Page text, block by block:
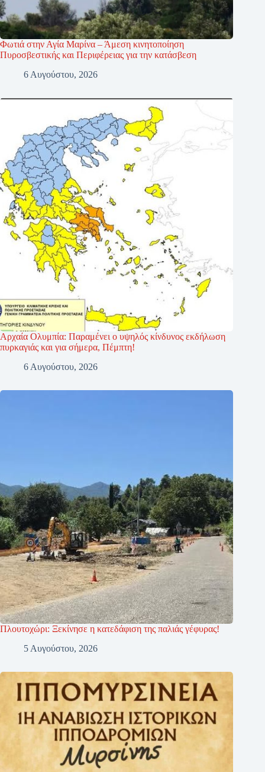
Φωτιά στην Αγία Μαρίνα – Άμεση κινητοποίηση
Πυροσβεστικής και Περιφέρειας για την κατάσβεση
6 Αυγούστου, 2026
Αρχαία Ολυμπία: Παραμένει ο υψηλός κίνδυνος εκδήλωση
πυρκαγιάς και για σήμερα, Πέμπτη!
6 Αυγούστου, 2026
Πλουτοχώρι: Ξεκίνησε η κατεδάφιση της παλιάς γέφυρας!
5 Αυγούστου, 2026